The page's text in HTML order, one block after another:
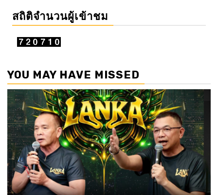
สถิติจำนวนผู้เข้าชม
YOU MAY HAVE MISSED